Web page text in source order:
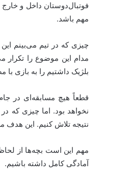
فوتبال‌دوستان داخل و
مهم باشد.
چیزی که در تیم می‌بینم
مدام این موضوع را
بلژیک داشتیم را به بازی با
قطعاً هیچ مسابقه‌ای در
نخواهد بود. اما چیزی که
نتیجه تلاش کنیم. این هدف
مهم این است بچه‌ها از
آمادگی کامل داشته باشیم.